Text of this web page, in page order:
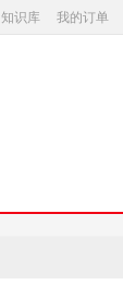
知识库 我的订单